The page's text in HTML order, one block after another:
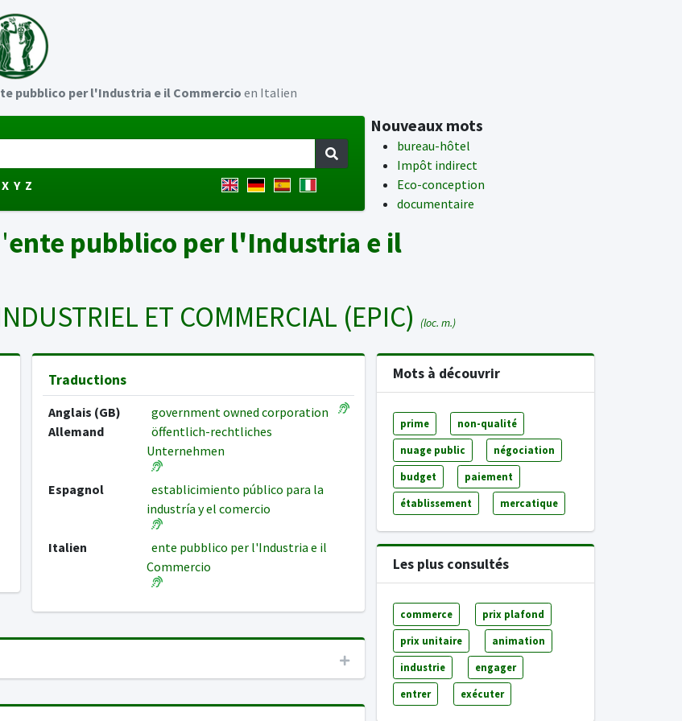
pubblico per l'Industria e il Commercio en Italien
X Y Z
Nouveaux mots
bureau-hôtel
Impôt indirect
Eco-conception
documentaire
ente pubblico per l'Industria e il
ET COMMERCIAL (EPIC)
(loc. m.)
Traductions
Anglais (GB)
government owned corporation
Allemand
öffentlich-rechtliches
Unternehmen
Espagnol
establicimiento público para la
industría y el comercio
Italien
ente pubblico per l'Industria e il
Commercio
Mots à découvrir
prime non-qualité
nuage public négociation
budget paiement
établissement mercatique
Les plus consultés
commerce prix plafond
prix unitaire animation
industrie engager
entrer exécuter